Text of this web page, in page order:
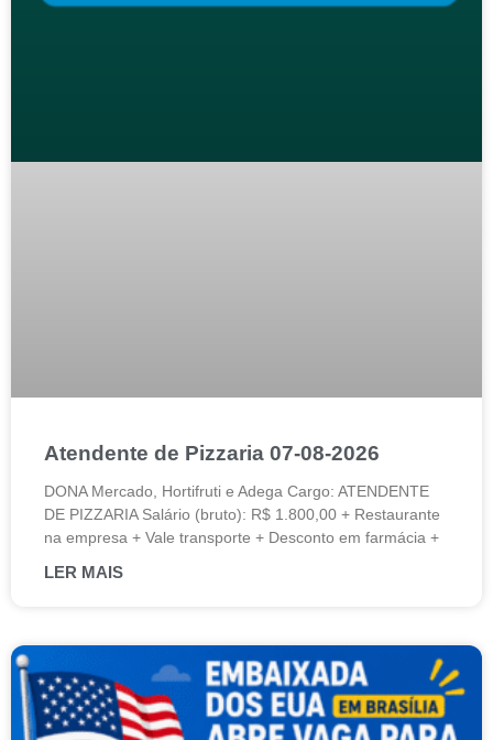
Atendente de Pizzaria 07-08-2026
DONA Mercado, Hortifruti e Adega Cargo: ATENDENTE
DE PIZZARIA Salário (bruto): R$ 1.800,00 + Restaurante
na empresa + Vale transporte + Desconto em farmácia +
LER MAIS